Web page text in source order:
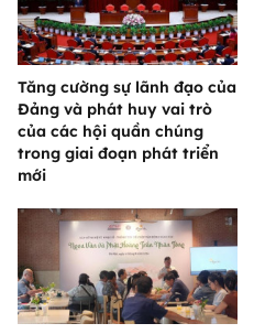
Tăng cường sự lãnh đạo của
Đảng và phát huy vai trò
của các hội quần chúng
trong giai đoạn phát triển
mới